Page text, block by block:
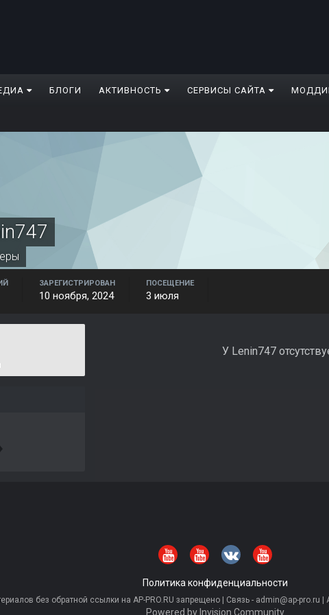
БЛОГИ АКТИВНОСТЬ СЕРВИСЫ САЙТА
ЗАРЕГИСТРИРОВАН
10 ноября, 2024
ПОСЕЩЕНИЕ
3 июля
У Lenin747
Политика конфиденциальности
без обратной ссылки на AP-PRO.RU запрещено | Связь - admin@ap-pro.ru |
Powered by Invision Community